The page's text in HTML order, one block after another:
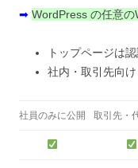
➡ WordPress の任意
トップページは
社内・取引先向
社員のみに公開 取引先・